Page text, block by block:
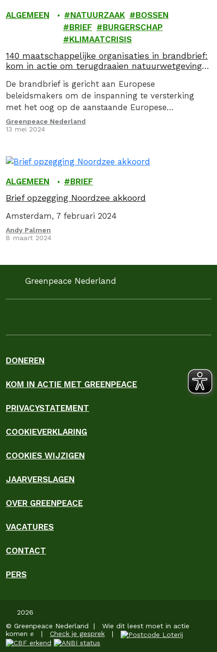
ALGEMEEN NATUURZAAK
BOSSEN
BRIEF
BURGERSCHAP
KLIMAATCRISIS
140 maatschappelijke organisaties in brandbrief:
kom in actie om terugdraaien natuurwetgeving
De brandbrief is gericht aan Europese
beleidsmakers om de inspanning te versterking
met het oog op de aanstaande Europese
verkiezingen.
Greenpeace Nederland
13 mei 2024
ALGEMEEN BRIEF
Brief opzegging Noordzee akkoord
Amsterdam, 7 februari 2024
Andy Palmen
8 maart 2024
Greenpeace Nederland
DONEREN
KOM IN ACTIE MET GREENPEACE
PRIVACYSTATEMENT
COOKIEVERKLARING
COOKIES WIJZIGEN
JAARVERSLAGEN
OVER GREENPEACE
VACATURES
CONTACT
PERS
2026
© Greenpeace Nederland | Wie dit leest moet in actie
komen ✊ | Check je gesprek |